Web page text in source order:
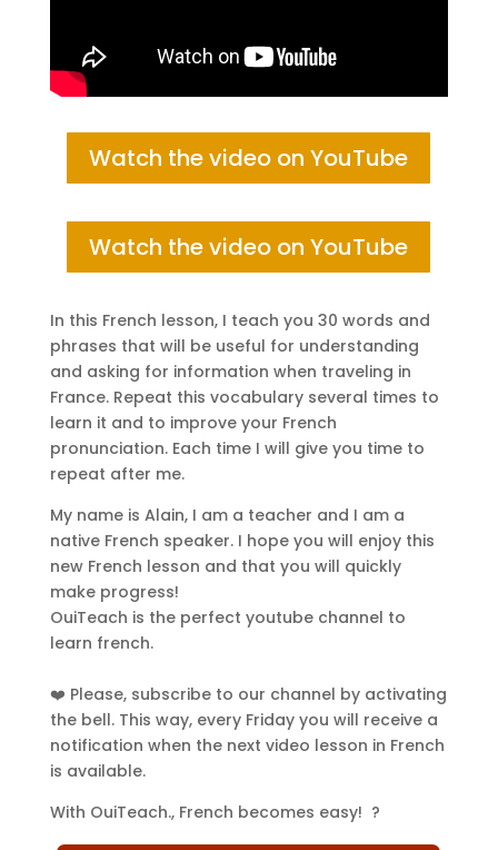
Watch the video on YouTube
Watch the video on YouTube
In this French lesson, I teach you 30 words and
phrases that will be useful for understanding
and asking for information when traveling in
France. Repeat this vocabulary several times to
learn it and to improve your French
pronunciation. Each time I will give you time to
repeat after me.
My name is Alain, I am a teacher and I am a
native French speaker. I hope you will enjoy this
new French lesson and that you will quickly
make progress!
OuiTeach is the perfect youtube channel to
learn french.
❤️ Please, subscribe to our channel by activating
the bell. This way, every Friday you will receive a
notification when the next video lesson in French
is available.
With OuiTeach., French becomes easy! ?